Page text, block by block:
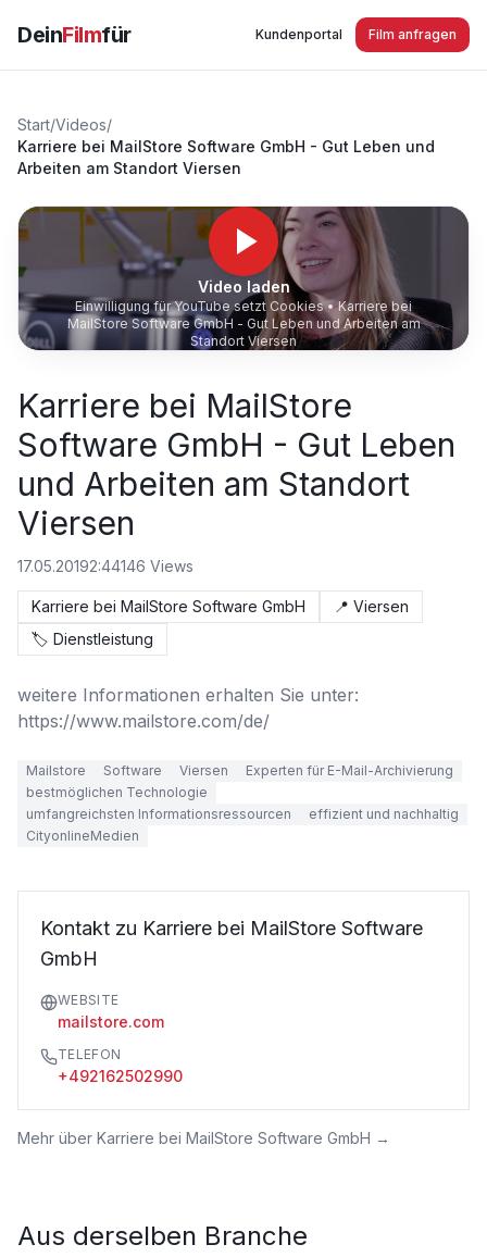
DeinFilmfür Kundenportal Film anfragen
Start/Videos/
Karriere bei MailStore Software GmbH - Gut Leben und
Arbeiten am Standort Viersen
Video laden
Einwilligung für YouTube setzt Cookies •Karriere bei
MailStore Software GmbH - Gut Leben und Arbeiten am
Standort Viersen
Karriere bei MailStore
Software GmbH - Gut Leben
und Arbeiten am Standort
Viersen
17.05.20192:44146 Views
Karriere bei MailStore Software GmbH 📍 Viersen
🏷️ Dienstleistung
weitere Informationen erhalten Sie unter:
https://www.mailstore.com/de/
Mailstore Software Viersen
Experten für E-Mail-Archivierung
bestmöglichen Technologie
umfangreichsten Informationsressourcen
effizient und nachhaltig
CityonlineMedien
Kontakt zu Karriere bei MailStore Software
GmbH
WEBSITE
mailstore.com
TELEFON
+492162502990
Mehr über Karriere bei MailStore Software GmbH →
Aus derselben Branche